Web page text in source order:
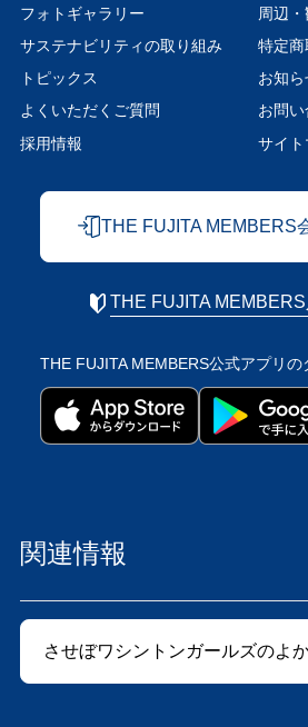
フォトギャラリー
周辺
サステナビリティの取り組み
特定
トピックス
お知ら
よくいただくご質問
お問
採用情報
サイ
THE FUJITA MEMBERS
THE FUJITA
THE FUJITA MEMBERS公式アプリの
関連情報
させぼワシントンガールズのよ